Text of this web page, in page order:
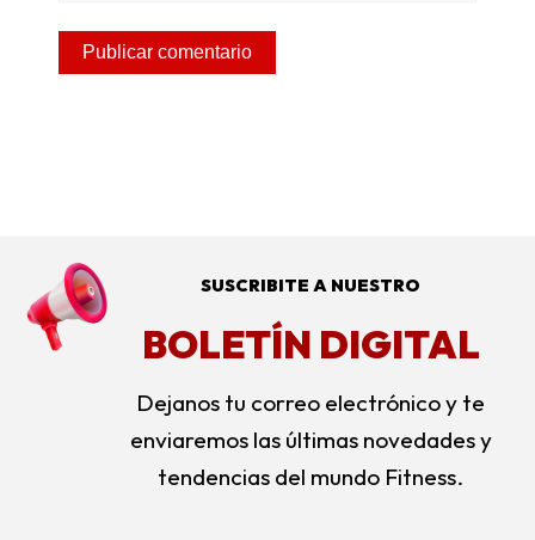
SUSCRIBITE A NUESTRO
BOLETÍN DIGITAL
Dejanos tu correo electrónico y te
enviaremos las últimas novedades y
tendencias del mundo Fitness.